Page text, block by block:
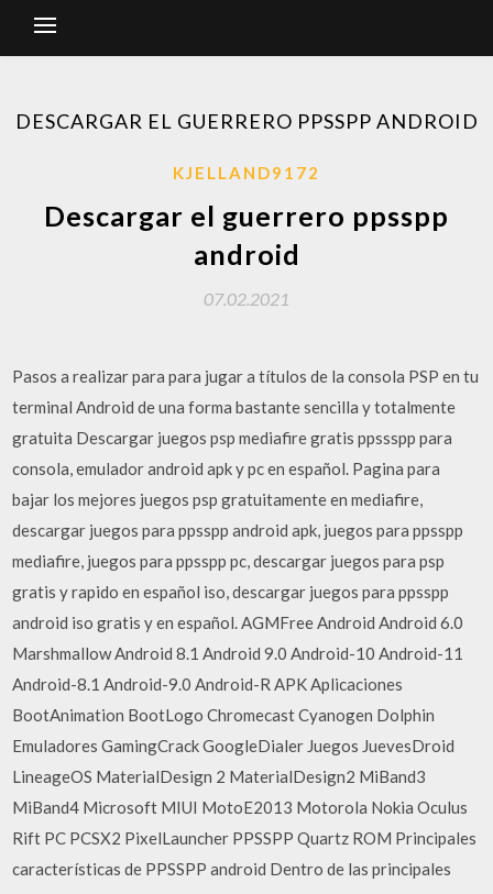
DESCARGAR EL GUERRERO PPSSPP ANDROID
KJELLAND9172
Descargar el guerrero ppsspp
android
07.02.2021
Pasos a realizar para para jugar a títulos de la consola PSP en tu
terminal Android de una forma bastante sencilla y totalmente
gratuita Descargar juegos psp mediafire gratis ppssspp para
consola, emulador android apk y pc en español. Pagina para
bajar los mejores juegos psp gratuitamente en mediafire,
descargar juegos para ppsspp android apk, juegos para ppsspp
mediafire, juegos para ppsspp pc, descargar juegos para psp
gratis y rapido en español iso, descargar juegos para ppsspp
android iso gratis y en español. AGMFree Android Android 6.0
Marshmallow Android 8.1 Android 9.0 Android-10 Android-11
Android-8.1 Android-9.0 Android-R APK Aplicaciones
BootAnimation BootLogo Chromecast Cyanogen Dolphin
Emuladores GamingCrack GoogleDialer Juegos JuevesDroid
LineageOS MaterialDesign 2 MaterialDesign2 MiBand3
MiBand4 Microsoft MIUI MotoE2013 Motorola Nokia Oculus
Rift PC PCSX2 PixelLauncher PPSSPP Quartz ROM Principales
características de PPSSPP android Dentro de las principales